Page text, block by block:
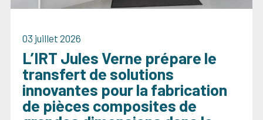
03 juillet 2026
L’IRT Jules Verne prépare le
transfert de solutions
innovantes pour la fabrication
de pièces composites de